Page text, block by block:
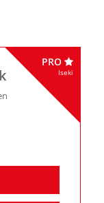
PRO
Iseki